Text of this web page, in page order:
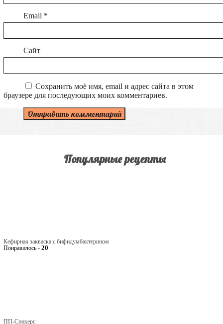
Email *
Сайт
Сохранить моё имя, email и адрес сайта в этом
браузере для последующих моих комментариев.
Популярные рецепты
Кефирная закваска с бифидумбактерином
Понравилось - 20
ПП-Сникерс